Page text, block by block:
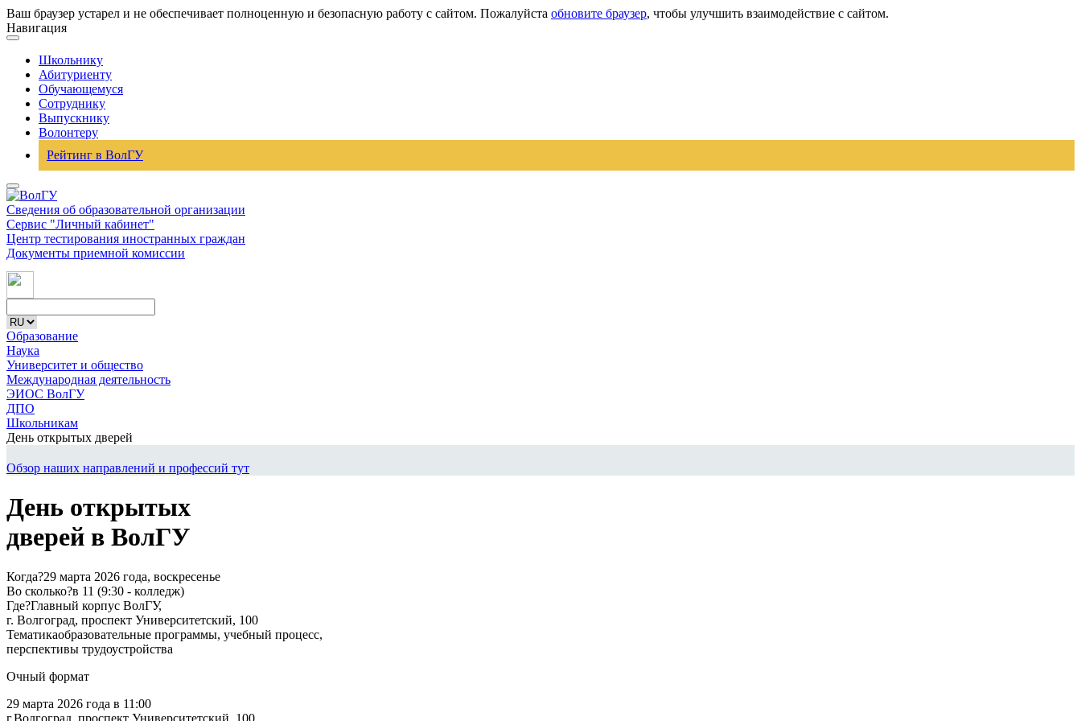
Ваш браузер устарел и не обеспечивает полноценную и безопасную работу с сайтом. Пожалуйста обновите браузер, чтобы улучшить взаимодействие с сайтом.
Навигация
Школьнику
Абитуриенту
Обучающемуся
Сотруднику
Выпускнику
Волонтеру
Рейтинг в ВолГУ
Сведения об образовательной организации
Сервис "Личный кабинет"
Центр тестирования иностранных граждан
Документы приемной комиссии
Образование
Наука
Университет и общество
Международная деятельность
ЭИОС ВолГУ
ДПО
Школьникам
День открытых дверей
Обзор наших направлений и профессий тут
День открытых
дверей в ВолГУ
Когда?29 марта 2026 года, воскресенье
Во сколько?в 11 (9:30 - колледж)
Где?Главный корпус ВолГУ,
г. Волгоград, проспект Университетский, 100
Тематикаобразовательные программы, учебный процесс,
перспективы трудоустройства
Очный формат
29 марта 2026 года в 11:00
г.Волгоград, проспект Университетский, 100